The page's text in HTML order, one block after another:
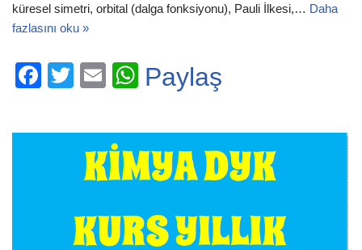
küresel simetri, orbital (dalga fonksiyonu), Pauli İlkesi,… Daha
fazlasını oku »
F
c
T
tt
er
E
ail
W
at
s
A
p
Paylaş